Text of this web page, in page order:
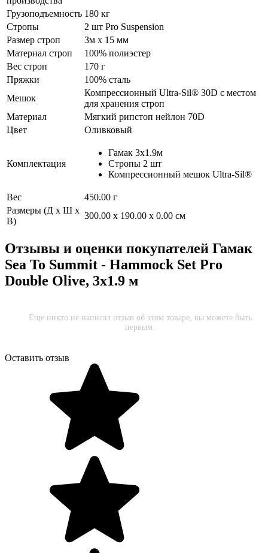
Грузоподъемность 180 кг
Стропы
2 шт Pro Suspension
Размер строп
3м x 15 мм
Материал строп
100% полиэстер
Вес строп
170 г
Пряжки
100% сталь
Мешок
Компрессионный Ultra-Sil® 30D с местом
для хранения строп
Материал
Мягкий рипстоп нейлон 70D
Цвет
Оливковый
Комплектация
Гамак 3x1.9м
Стропы 2 шт
Компрессионный мешок Ultra-Sil®
Вес
450.00 г
Размеры (Д х Ш х
В)
300.00 x 190.00 x 0.00 см
Отзывы и оценки покупателей Гамак
Sea To Summit - Hammock Set Pro
Double Olive, 3х1.9 м
Еще никто не написал отзыв об этом товаре, вы можете быть
первым.
Оставить отзыв